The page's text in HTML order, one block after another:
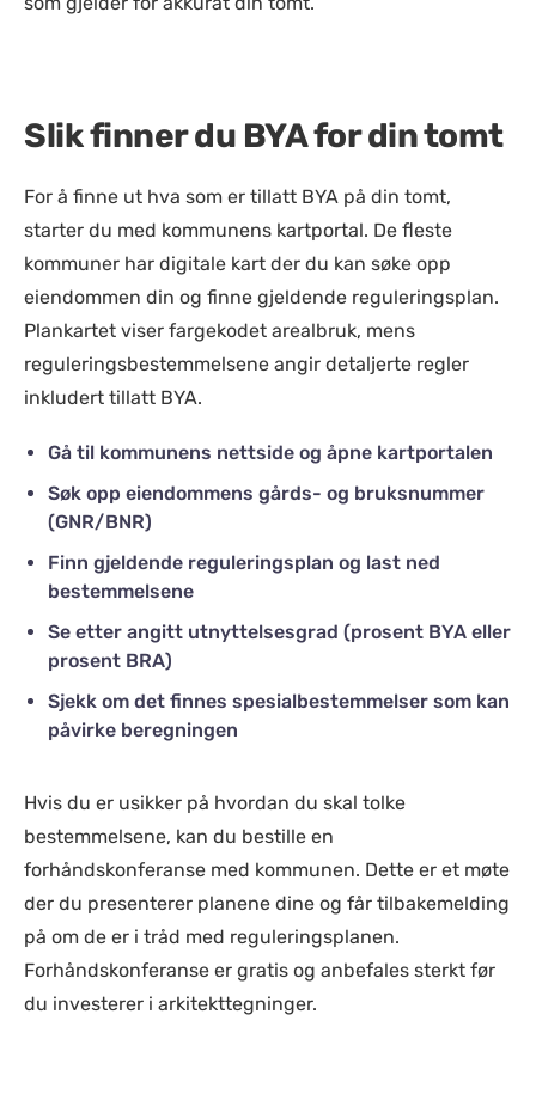
Slik finner du BYA for din tomt
For å finne ut hva som er tillatt BYA på din tomt,
starter du med kommunens kartportal. De fleste
kommuner har digitale kart der du kan søke opp
eiendommen din og finne gjeldende reguleringsplan.
Plankartet viser fargekodet arealbruk, mens
reguleringsbestemmelsene angir detaljerte regler
inkludert tillatt BYA.
Gå til kommunens nettside og åpne kartportalen
Søk opp eiendommens gårds- og bruksnummer
(GNR/BNR)
Finn gjeldende reguleringsplan og last ned
bestemmelsene
Se etter angitt utnyttelsesgrad (prosent BYA eller
prosent BRA)
Sjekk om det finnes spesialbestemmelser som kan
påvirke beregningen
Hvis du er usikker på hvordan du skal tolke
bestemmelsene, kan du bestille en
forhåndskonferanse med kommunen. Dette er et møte
der du presenterer planene dine og får tilbakemelding
på om de er i tråd med reguleringsplanen.
Forhåndskonferanse er gratis og anbefales sterkt før
du investerer i arkitekttegninger.